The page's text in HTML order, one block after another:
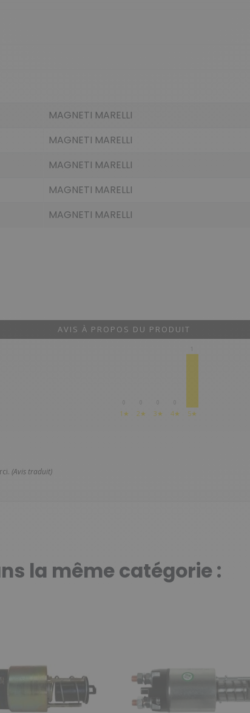
MAGNETI MARELLI
MAGNETI MARELLI
MAGNETI MARELLI
MAGNETI MARELLI
MAGNETI MARELLI
AVIS À PROPOS DU PRODUIT
1★ 2★ 3★ 4★
1
5★
(Avis traduit)
la même catégorie :